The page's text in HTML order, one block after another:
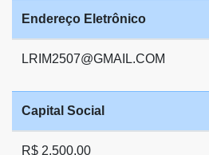
Endereço Eletrônico
LRIM2507@GMAIL.COM
Capital Social
R$ 2.500,00